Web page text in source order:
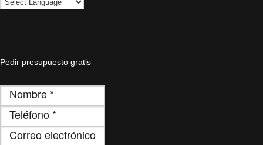
Pedir presupuesto gratis